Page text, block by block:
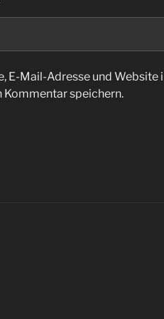
E-Mail-Adresse und
Kommentar speichern.